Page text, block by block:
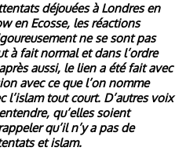
déjouées à Londres en
en Ecosse, les réactions
ne se sont pas
à fait normal et dans l’ordre
aussi, le lien a été fait avec
avec ce que l’on nomme
l’islam tout court. D’autres voix
qu’elles soient
qu’il n’y a pas de
et islam.